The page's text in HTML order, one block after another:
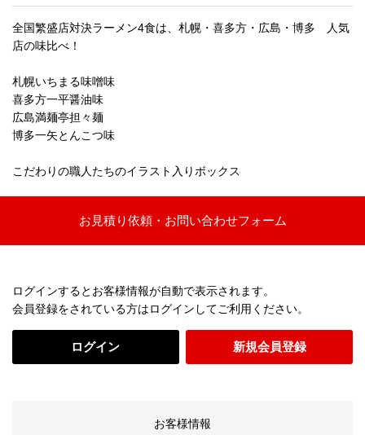
全国繁盛店対決ラーメン4食は、札幌・喜多方・広島・博多 人気
店の味比べ！
札幌いちまる味噌味
喜多方一平醤油味
広島満麺亭担々麺
博多一矢とんこつ味
こだわりの職人たちのイラスト入りボックス
お見積り依頼・お問い合わせフォーム
ログインするとお客様情報が自動で表示されます。
会員登録をされている方はログインしてご利用ください。
ログイン 新規会員登録
お客様情報